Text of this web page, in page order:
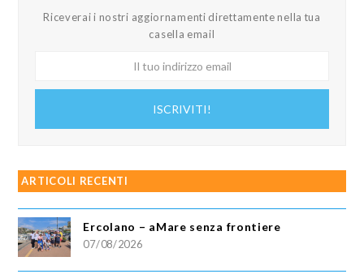
Riceverai i nostri aggiornamenti direttamente nella tua
casella email
ISCRIVITI!
ARTICOLI RECENTI
Ercolano – aMare senza frontiere
07/08/2026